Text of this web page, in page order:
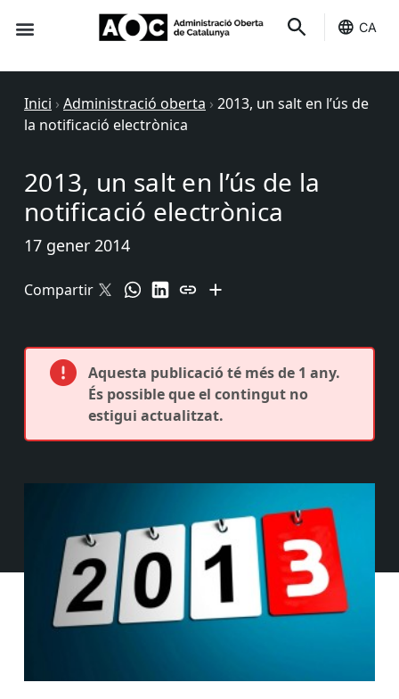
CA
Inici › Administració oberta › 2013, un salt en l’ús de
la notificació electrònica
2013, un salt en l’ús de la
notificació electrònica
17 gener 2014
Compartir
Aquesta publicació té més de 1 any.
És possible que el contingut no
estigui actualitzat.